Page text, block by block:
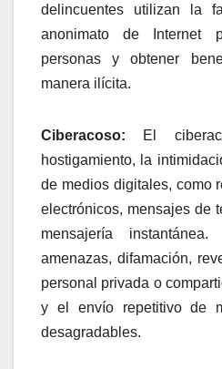
delincuentes utilizan la
anonimato de Internet
personas y obtener
manera ilícita.
Ciberacoso: El
hostigamiento, la
de medios digitales, como
electrónicos, mensajes de
mensajería
amenazas, difamación,
personal privada o
y el envío repetitivo de
desagradables.